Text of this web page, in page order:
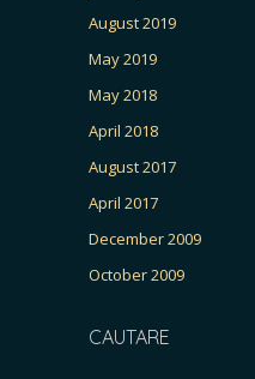
August 2019
May 2019
May 2018
April 2018
August 2017
April 2017
December 2009
October 2009
CAUTARE